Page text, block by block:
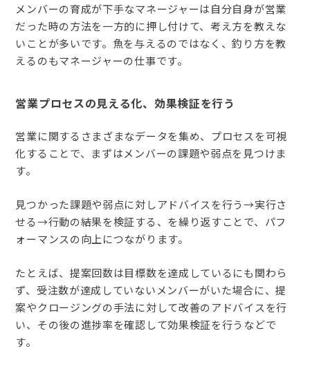
メンバーの育成が下手なマネージャーは自分自身が営業
だった時の方法を一方的に押し付けて、考え方を教えな
いことが多いです。魚を与えるのではなく、釣り方を教
えるのもマネージャーの仕事です。
営業プロセスの見える化、効果検証を行う
営業に関するさまざまなデータを集め、プロセスを可視
化することで、まずはメンバーの課題や弱点を見つけま
す。
見つかった課題や弱点に対しアドバイスを行う→実行さ
せる→行動の結果を検証する、を繰り返すことで、パフ
ォーマンスの向上につながります。
たとえば、提案回数は目標数を達成しているにも関わら
ず、受注数が達成していないメンバーがいた場合に、提
案やクロージングの手法に対して改善のアドバイスを行
い、その後の進捗率を確認して効果検証を行うなどで
す。